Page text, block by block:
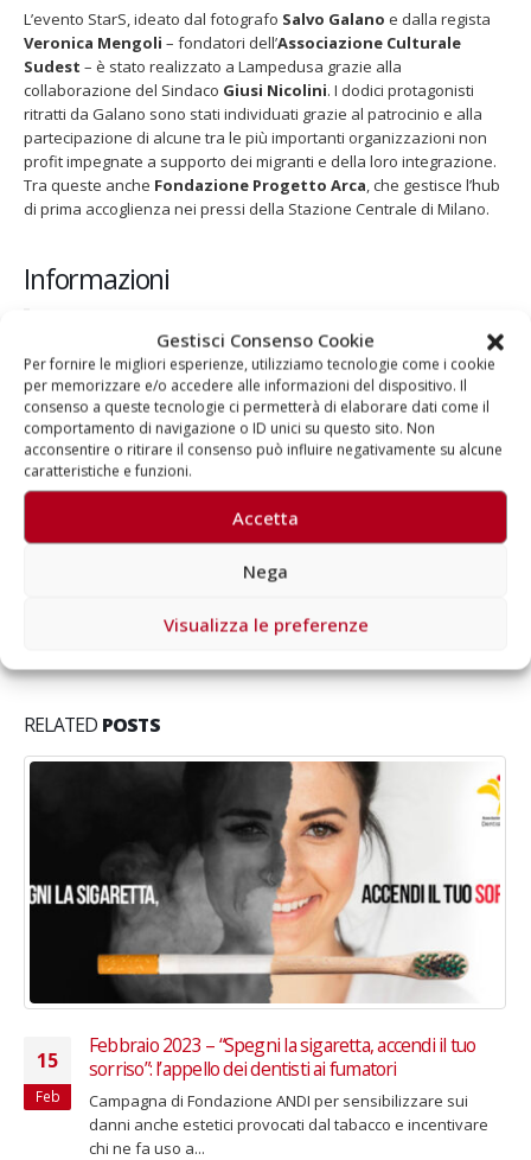
Gestisci Consenso Cookie
Per fornire le migliori esperienze, utilizziamo tecnologie come i cookie
per memorizzare e/o accedere alle informazioni del dispositivo. Il
consenso a queste tecnologie ci permetterà di elaborare dati come il
comportamento di navigazione o ID unici su questo sito. Non
acconsentire o ritirare il consenso può influire negativamente su alcune
caratteristiche e funzioni.
Accetta
Nega
Visualizza le preferenze
L’evento StarS, ideato dal fotografo Salvo Galano e dalla regista
Veronica Mengoli – fondatori dell’Associazione Culturale
Sudest – è stato realizzato a Lampedusa grazie alla
collaborazione del Sindaco Giusi Nicolini. I dodici protagonisti
ritratti da Galano sono stati individuati grazie al patrocinio e alla
partecipazione di alcune tra le più importanti organizzazioni non
profit impegnate a supporto dei migranti e della loro integrazione.
Tra queste anche Fondazione Progetto Arca, che gestisce l’hub
di prima accoglienza nei pressi della Stazione Centrale di Milano.
Informazioni
02 46546724
Autore
RELATED POSTS
15
Feb
Febbraio 2023 – “Spegni la sigaretta, accendi il tuo
sorriso”: l’appello dei dentisti ai fumatori
Campagna di Fondazione ANDI per sensibilizzare sui
danni anche estetici provocati dal tabacco e incentivare
chi ne fa uso a...
Orchestra Nazionale
13, 2026
Un evento di Natale per
Aragorn
Aprile 1, 2026